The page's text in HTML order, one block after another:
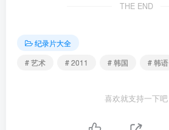
THE END
纪录片大全
# 艺术
# 2011 # 韩国 # 韩语
喜欢就支持一下吧